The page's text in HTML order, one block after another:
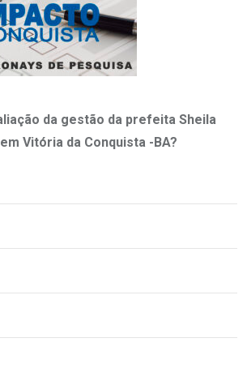
da gestão da prefeita Sheila
Vitória da Conquista -BA?